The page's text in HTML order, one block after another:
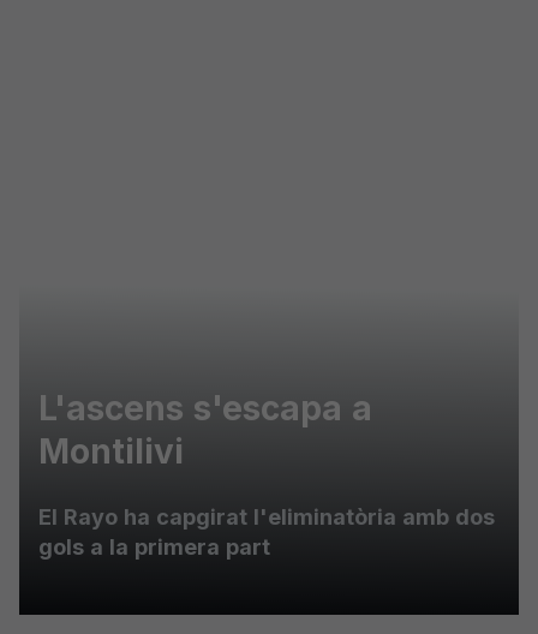
L'ascens s'escapa a
Montilivi
El Rayo ha capgirat l'eliminatòria amb dos
gols a la primera part